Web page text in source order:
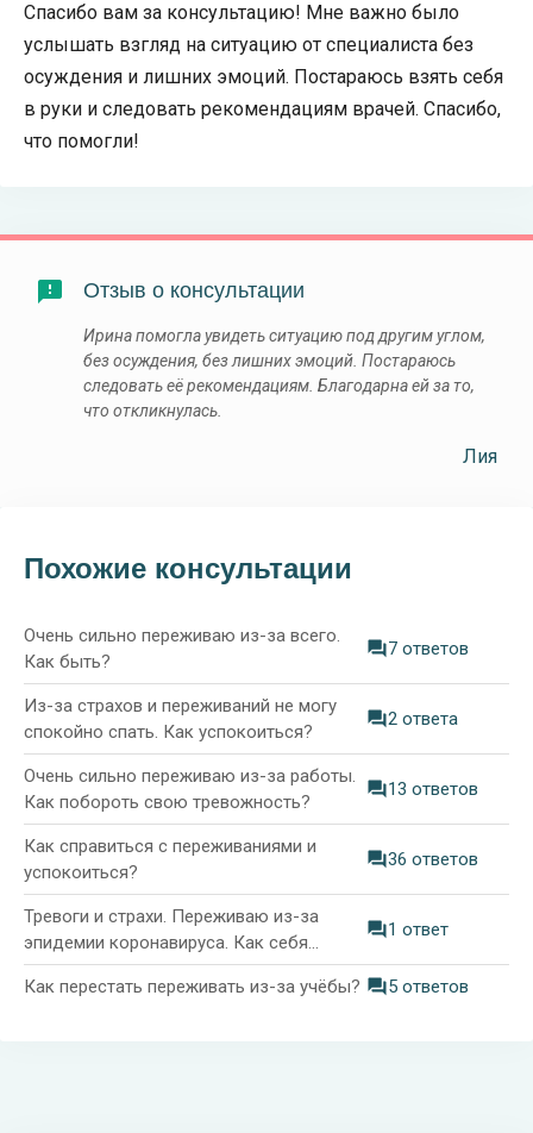
Спасибо вам за консультацию! Мне важно было
услышать взгляд на ситуацию от специалиста без
осуждения и лишних эмоций. Постараюсь взять себя
в руки и следовать рекомендациям врачей. Спасибо,
что помогли!
Отзыв о консультации
Ирина помогла увидеть ситуацию под другим углом,
без осуждения, без лишних эмоций. Постараюсь
следовать её рекомендациям. Благодарна ей за то,
что откликнулась.
Лия
Похожие консультации
Очень сильно переживаю из-за всего.
Как быть?
7 ответов
Из-за страхов и переживаний не могу
спокойно спать. Как успокоиться?
2 ответа
Очень сильно переживаю из-за работы.
Как побороть свою тревожность?
13 ответов
Как справиться с переживаниями и
успокоиться?
36 ответов
Тревоги и страхи. Переживаю из-за
эпидемии коронавируса. Как себя
успокоить?
1 ответ
Как перестать переживать из-за учёбы? 5 ответов